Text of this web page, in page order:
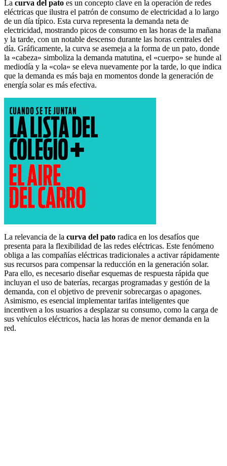
La curva del pato es un concepto clave en la operación de redes
eléctricas que ilustra el patrón de consumo de electricidad a lo largo
de un día típico. Esta curva representa la demanda neta de
electricidad, mostrando picos de consumo en las horas de la mañana
y la tarde, con un notable descenso durante las horas centrales del
día. Gráficamente, la curva se asemeja a la forma de un pato, donde
la «cabeza» simboliza la demanda matutina, el «cuerpo» se hunde al
mediodía y la «cola» se eleva nuevamente por la tarde, lo que indica
que la demanda es más baja en momentos donde la generación de
energía solar es más efectiva.
La relevancia de la curva del pato radica en los desafíos que
presenta para la flexibilidad de las redes eléctricas. Este fenómeno
obliga a las compañías eléctricas tradicionales a activar rápidamente
sus recursos para compensar la reducción en la generación solar.
Para ello, es necesario diseñar esquemas de respuesta rápida que
incluyan el uso de baterías, recargas programadas y gestión de la
demanda, con el objetivo de prevenir sobrecargas o apagones.
Asimismo, es esencial implementar tarifas inteligentes que
incentiven a los usuarios a desplazar su consumo, como la carga de
sus vehículos eléctricos, hacia las horas de menor demanda en la
red.